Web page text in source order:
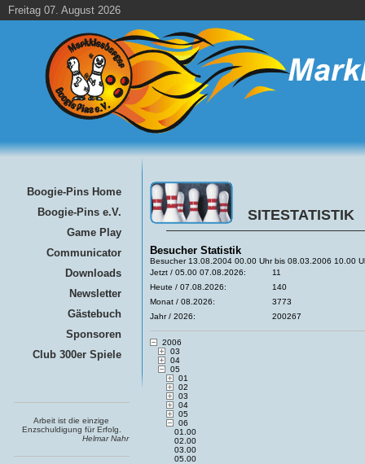
Freitag 07. August 2026
Boogie-Pins Home
Boogie-Pins e.V.
Game Play
Communicator
Downloads
Newsletter
Gästebuch
Sponsoren
Club 300er Spiele
Arbeit ist die einzige
Enzschuldigung für Erfolg.
Helmar Nahr
SITESTATISTIK
Besucher Statistik
Besucher 13.08.2004 00.00 Uhr bis 08.03.2006 10.00
Jetzt / 05.00 07.08.2026:
11
Heute / 07.08.2026:
140
Monat / 08.2026:
3773
Jahr / 2026:
200267
2006
03
04
05
01
02
03
04
05
06
01.00
02.00
03.00
05.00